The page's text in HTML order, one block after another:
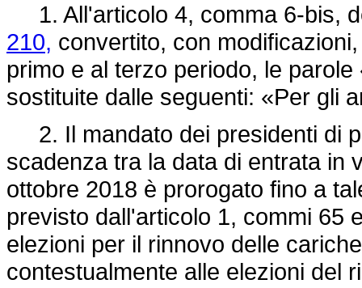
1. All'articolo 4, comma 6-bis,
210, convertito, con
primo e al terzo periodo, le
sostituite dalle seguenti: «Per gli
2. Il mandato dei presidenti di
scadenza tra la data di entrata in
ottobre 2018 è prorogato fino a
previsto dall'articolo 1, commi 65
elezioni per il rinnovo delle
contestualmente alle elezioni del